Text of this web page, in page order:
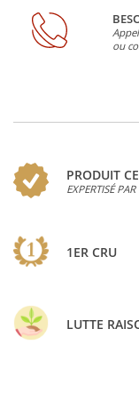
ou
PRODUIT
EXPERTISÉ
1ER CRU
LUTTE